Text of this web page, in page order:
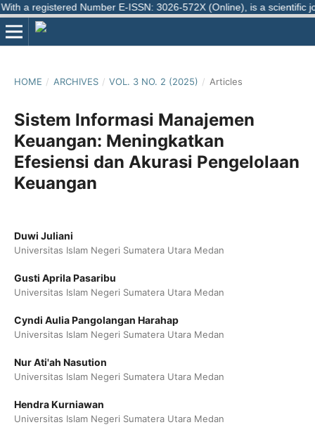
a registered Number E-ISSN: 3026-572X (Online), is a scientific
HOME / ARCHIVES / VOL. 3 NO. 2 (2025) / Articles
Sistem Informasi Manajemen
Keuangan: Meningkatkan
Efesiensi dan Akurasi Pengelolaan
Keuangan
Duwi Juliani
Universitas Islam Negeri Sumatera Utara Medan
Gusti Aprila Pasaribu
Universitas Islam Negeri Sumatera Utara Medan
Cyndi Aulia Pangolangan Harahap
Universitas Islam Negeri Sumatera Utara Medan
Nur Ati'ah Nasution
Universitas Islam Negeri Sumatera Utara Medan
Hendra Kurniawan
Universitas Islam Negeri Sumatera Utara Medan